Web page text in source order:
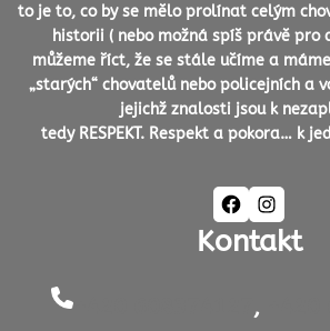
to je to, co by se mělo prolínat celým
historii ( nebo možná spíš právě pro
můžeme říct, že se stále učíme a
„starých“ chovatelů nebo policejních a
jejichž znalosti jsou k
tedy RESPEKT. Respekt a pokora… k
Facebook Instagram
Kontakt
,